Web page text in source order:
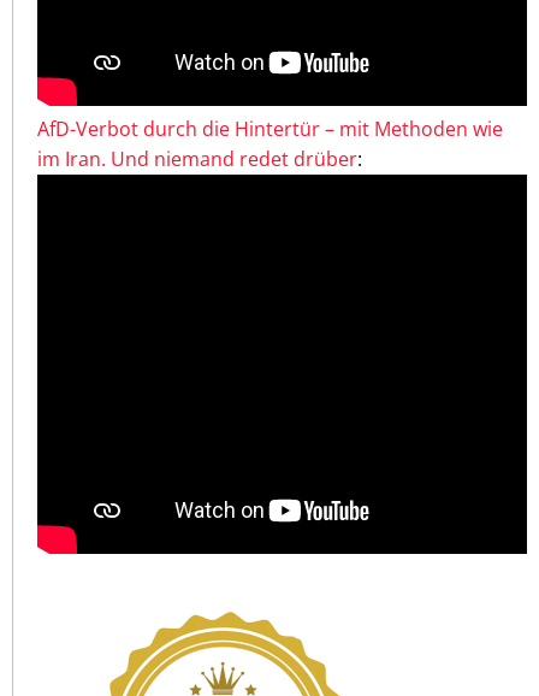
AfD-Verbot durch die Hintertür – mit Methoden wie
im Iran. Und niemand redet drüber: